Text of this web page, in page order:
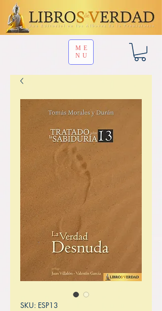
ME
NU
SKU: ESP13